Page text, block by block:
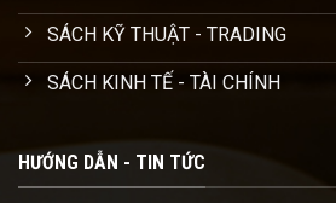
SÁCH KỸ THUẬT - TRADING
SÁCH KINH TẾ - TÀI CHÍNH
HƯỚNG DẪN - TIN TỨC